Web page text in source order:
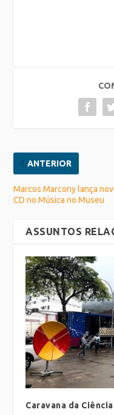
ANTERIOR
Marcos Marcony lança
CD no Música no Museu
ASSUNTOS
Caravana da